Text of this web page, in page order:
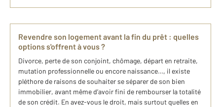
Revendre son logement avant la fin du prêt : quelles
options s'offrent à vous ?
Divorce, perte de son conjoint, chômage, départ en retraite,
mutation professionnelle ou encore naissance…, il existe
pléthore de raisons de souhaiter se séparer de son bien
immobilier, avant même d’avoir fini de rembourser la totalité
de son crédit. En avez-vous le droit, mais surtout quelles en